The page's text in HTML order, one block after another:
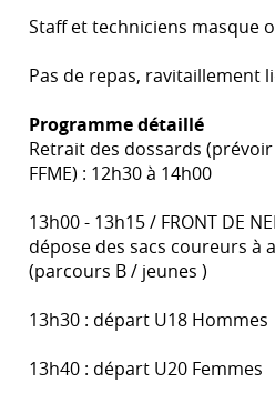
Staff et techniciens masque
Pas de repas, ravitaillement
Programme détaillé
Retrait des dossards
FFME) : 12h30 à 14h00
13h00 - 13h15 / FRONT DE
dépose des sacs coureurs à
(parcours B / jeunes )
13h30 : départ U18 Hommes
13h40 : départ U20 Femmes